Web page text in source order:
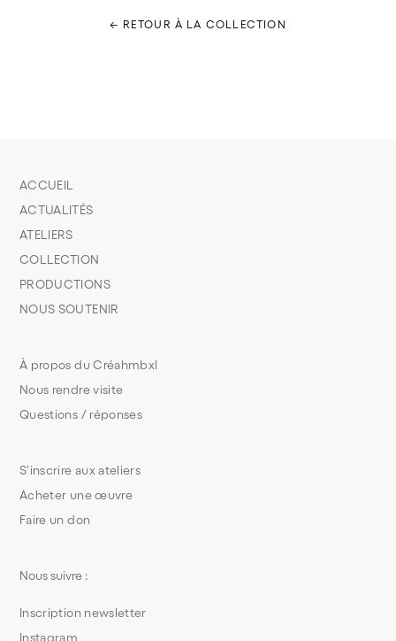
← RETOUR À LA COLLECTION
S’inscrire aux ateliers
Acheter une œuvre
Faire un don
À propos du Créahmbxl
Nous rendre visite
Questions / réponses
ACCUEIL
ACTUALITÉS
ATELIERS
COLLECTION
PRODUCTIONS
NOUS SOUTENIR
Nous suivre :
Inscription newsletter
Instagram